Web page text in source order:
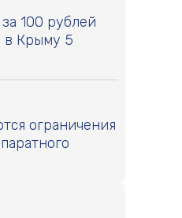
100 рублей
в Крыму 5
ограничения